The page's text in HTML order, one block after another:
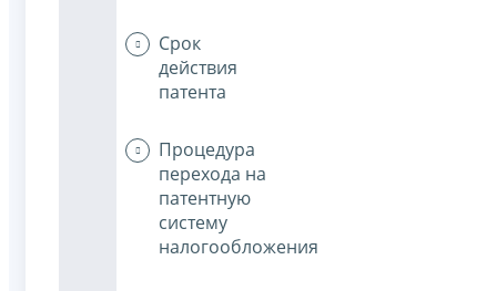
Срок
действия
патента
Процедура
перехода на
патентную
систему
налогообложения